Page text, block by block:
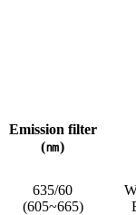
Emission filter
(㎚)
635/60
(605~665)